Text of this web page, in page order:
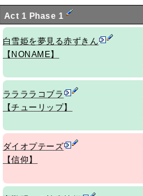
Act 1 Phase 1
白雪姫を夢見る赤ずきん
【NONAME】
ララララコブラ
【チューリップ】
ダイオプテーズ
【信仰】